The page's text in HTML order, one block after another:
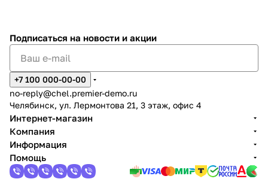
Подписаться на новости и акции
+7 100 000-00-00
no-reply@chel.premier-demo.ru
Челябинск, ул. Лермонтова 21, 3 этаж, офис 4
Интернет-магазин
Компания
Информация
Помощь